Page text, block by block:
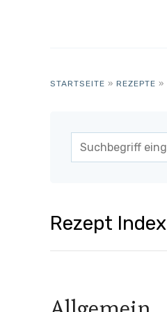
STARTSEITE » REZEPTE »
Rezept Index